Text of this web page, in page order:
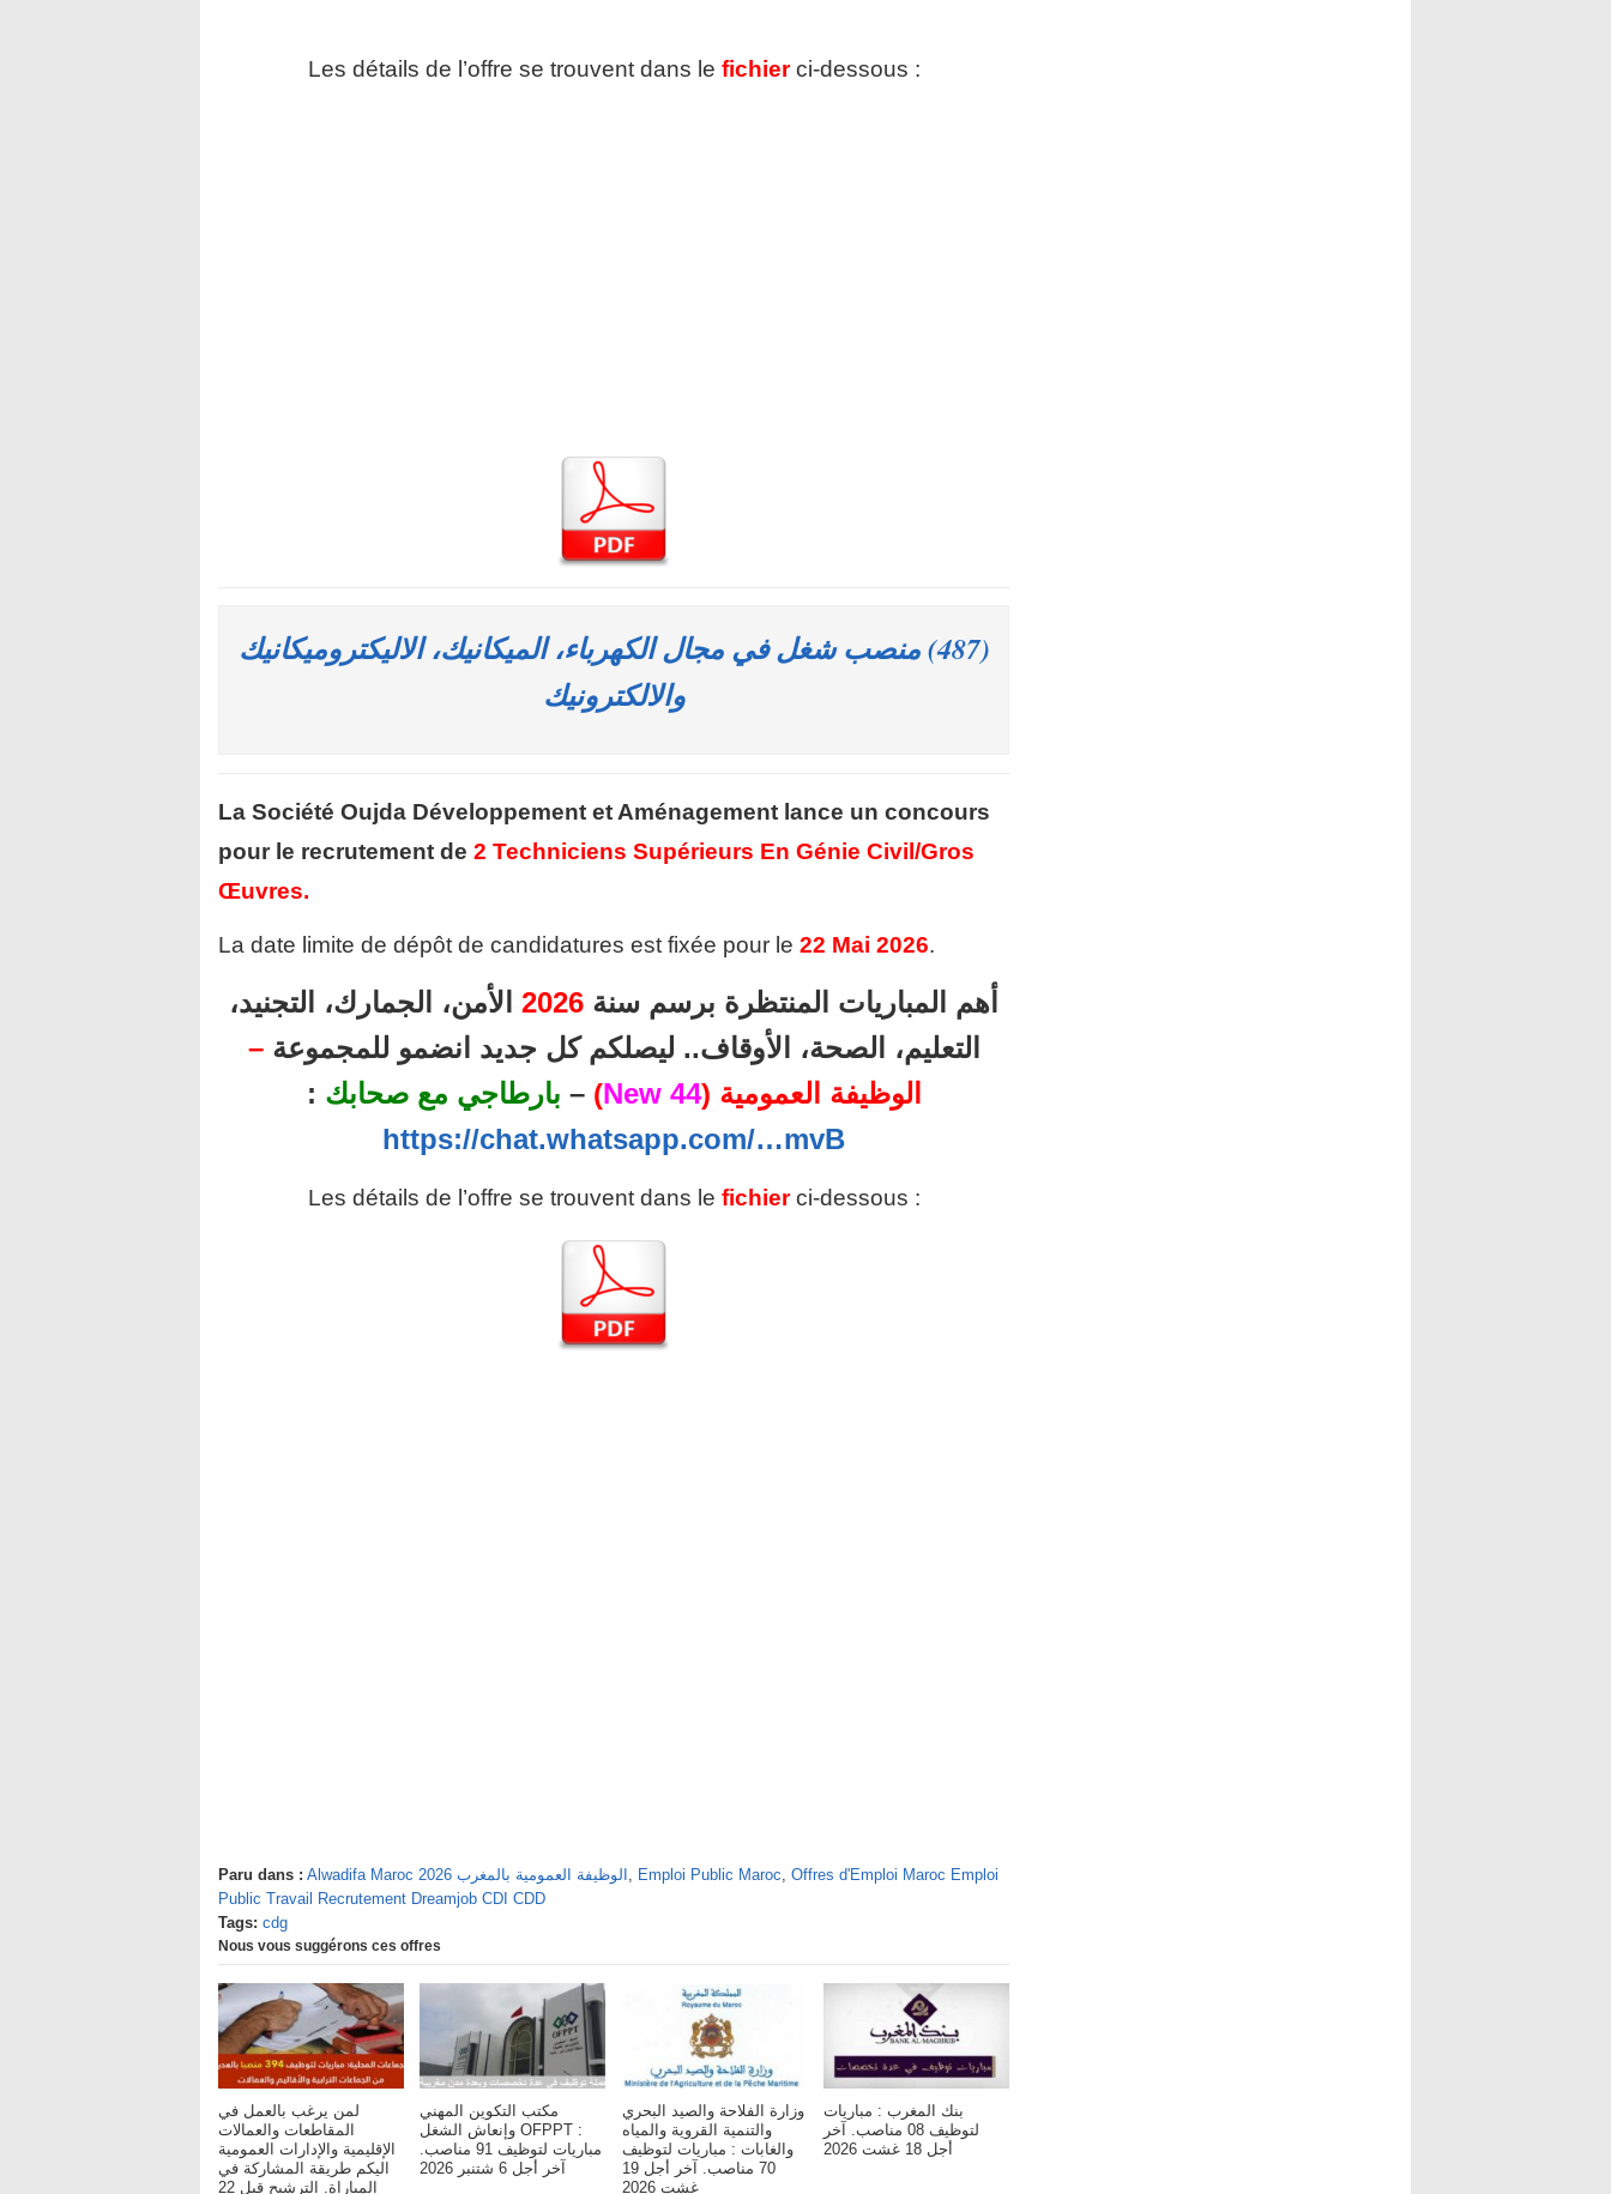
Les détails de l’offre se trouvent dans le fichier ci-dessous :
(487) منصب شغل في مجال الكهرباء، الميكانيك، الاليكتروميكانيك
والالكترونيك
La Société Oujda Développement et Aménagement lance un concours
pour le recrutement de 2 Techniciens Supérieurs En Génie Civil/Gros
Œuvres.
La date limite de dépôt de candidatures est fixée pour le 22 Mai 2026.
أهم المباريات المنتظرة برسم سنة 2026 الأمن، الجمارك، التجنيد،
التعليم، الصحة، الأوقاف.. ليصلكم كل جديد انضمو للمجموعة–
الوظيفة العمومية (44 New
)
– بارطاجي مع صحابك :
https://chat.whatsapp.com/…mvB
Les détails de l’offre se trouvent dans le fichier ci-dessous :
Paru dans : Alwadifa Maroc 2026 الوظيفة العمومية بالمغرب , Emploi Public Maroc, Offres d'Emploi Maroc Emploi
Public Travail Recrutement Dreamjob CDI CDD
Tags: cdg
Nous vous suggérons ces offres
لمن يرغب بالعمل في
المقاطعات والعمالات
الإقليمية والإدارات العمومية
اليكم طريقة المشاركة في
المباراة. الترشيح قبل 22
مكتب التكوين المهني
وإنعاش الشغل OFPPT :
مباريات لتوظيف 91 مناصب.
آخر أجل 6 شتنبر 2026
وزارة الفلاحة والصيد البحري
والتنمية القروية والمياه
والغابات : مباريات لتوظيف
70 مناصب. آخر أجل 19
غشت 2026
بنك المغرب : مباريات
لتوظيف 08 مناصب. آخر
أجل 18 غشت 2026